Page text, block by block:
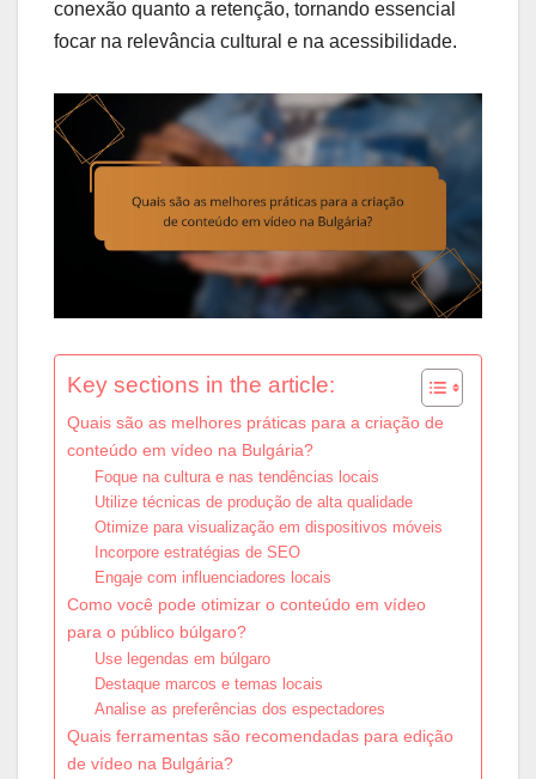
conexão quanto a retenção, tornando essencial
focar na relevância cultural e na acessibilidade.
Key sections in the article:
Quais são as melhores práticas para a criação de
conteúdo em vídeo na Bulgária?
Foque na cultura e nas tendências locais
Utilize técnicas de produção de alta qualidade
Otimize para visualização em dispositivos móveis
Incorpore estratégias de SEO
Engaje com influenciadores locais
Como você pode otimizar o conteúdo em vídeo
para o público búlgaro?
Use legendas em búlgaro
Destaque marcos e temas locais
Analise as preferências dos espectadores
Quais ferramentas são recomendadas para edição
de vídeo na Bulgária?